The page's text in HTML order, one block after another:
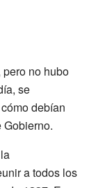
no hubo
se
debían
a todos los